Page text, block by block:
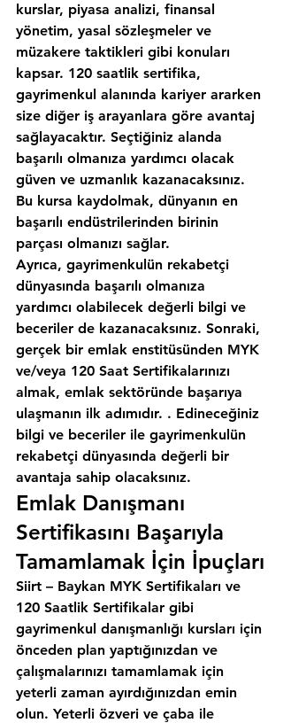
kurslar, piyasa analizi, finansal
yönetim, yasal sözleşmeler ve
müzakere taktikleri gibi konuları
kapsar. 120 saatlik sertifika,
gayrimenkul alanında kariyer ararken
size diğer iş arayanlara göre avantaj
sağlayacaktır. Seçtiğiniz alanda
başarılı olmanıza yardımcı olacak
güven ve uzmanlık kazanacaksınız.
Bu kursa kaydolmak, dünyanın en
başarılı endüstrilerinden birinin
parçası olmanızı sağlar.
Ayrıca, gayrimenkulün rekabetçi
dünyasında başarılı olmanıza
yardımcı olabilecek değerli bilgi ve
beceriler de kazanacaksınız. Sonraki,
gerçek bir emlak enstitüsünden MYK
ve/veya 120 Saat Sertifikalarınızı
almak, emlak sektöründe başarıya
ulaşmanın ilk adımıdır. . Edineceğiniz
bilgi ve beceriler ile gayrimenkulün
rekabetçi dünyasında değerli bir
avantaja sahip olacaksınız.
Emlak Danışmanı
Sertifikasını Başarıyla
Tamamlamak İçin İpuçları
Siirt – Baykan MYK Sertifikaları ve
120 Saatlik Sertifikalar gibi
gayrimenkul danışmanlığı kursları için
önceden plan yaptığınızdan ve
çalışmalarınızı tamamlamak için
yeterli zaman ayırdığınızdan emin
olun. Yeterli özveri ve çaba ile